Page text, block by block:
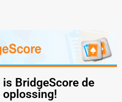
BridgeScore de